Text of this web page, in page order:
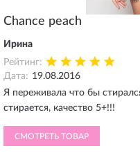
Chance peach
Ирина
Рейтинг:
Дата: 19.08.2016
Я переживала что бы
стирается, качество 5+!!!
СМОТРЕТЬ ТОВАР